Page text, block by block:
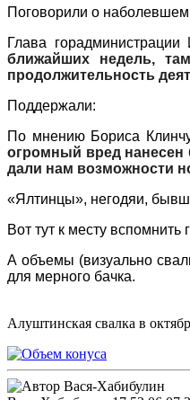
Поговорили о
Глава
ближайших недель,
продолжительность
Поддержали:
По мнению Бориса
огромный вред нанесен
дали нам возможности
«Ялтинцы», негодяи,
Вот тут к месту
А объемы (визуально
для мерного бачка.
Алуштинская свалка в